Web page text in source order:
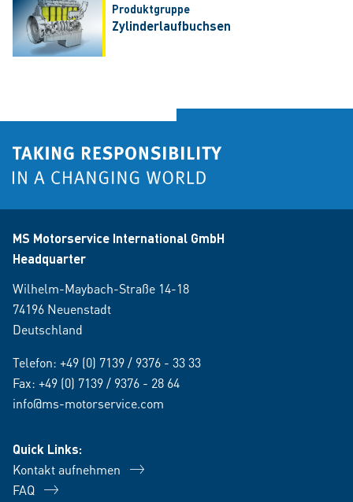
Produktgruppe
Zylinderlaufbuchsen
MS Motorservice International GmbH
Headquarter
Wilhelm-Maybach-Straße 14-18
74196 Neuenstadt
Deutschland
Telefon: +49 (0) 7139 / 9376 - 33 33
Fax: +49 (0) 7139 / 9376 - 28 64
info@ms-motorservice.com
Quick Links:
Kontakt aufnehmen
FAQ